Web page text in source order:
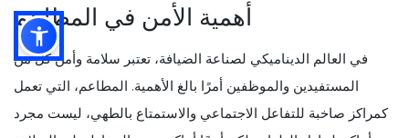
أهمية الأمن في المطاعم
في العالم الديناميكي لصناعة الضيافة، تعتبر سلامة وأمن كل من
المستفيدين والموظفين أمرًا بالغ الأهمية. المطاعم، التي تعمل
كمراكز صاخبة للتفاعل الاجتماعي والاستمتاع بالطهي، ليست مجرد